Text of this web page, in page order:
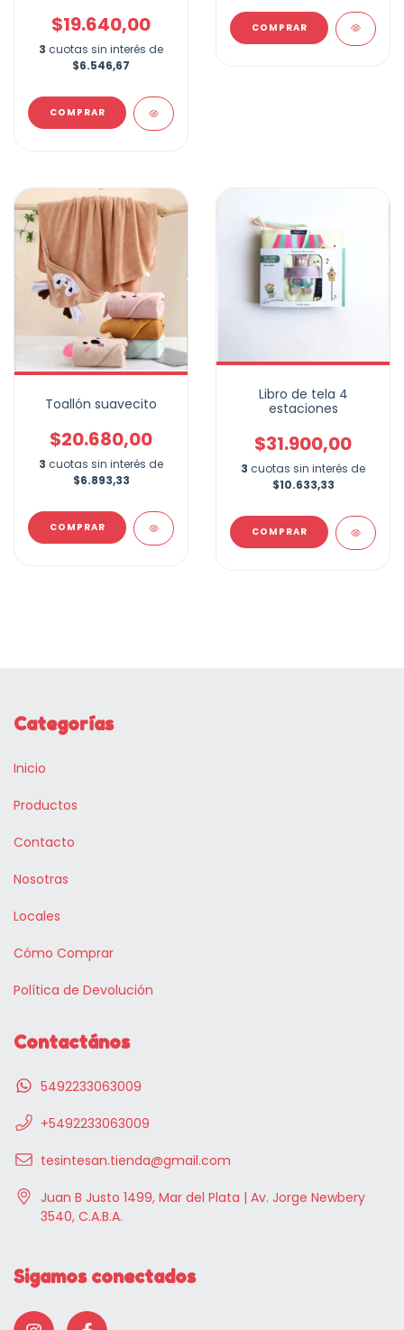
$19.640,00
3 cuotas sin interés de
$6.546,67
COMPRAR
Toallón suavecito
$20.680,00
3 cuotas sin interés de
$6.893,33
Libro de tela 4
estaciones
$31.900,00
3 cuotas sin interés de
$10.633,33
Categorías
Inicio
Productos
Contacto
Nosotras
Locales
Cómo Comprar
Política de Devolución
Contactános
5492233063009
+5492233063009
tesintesan.tienda@gmail.com
Juan B Justo 1499, Mar del Plata | Av. Jorge Newbery
3540, C.A.B.A.
Sigamos conectados